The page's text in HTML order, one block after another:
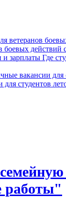
боевых действий
Где
студентов
работы"